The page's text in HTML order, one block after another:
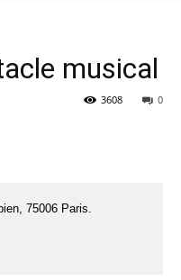
musical
0
3608
75006 Paris.